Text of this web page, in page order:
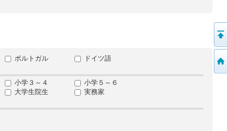
ポルトガル
ドイツ語
小学３～４
小学５～６
大学生院生
実務家